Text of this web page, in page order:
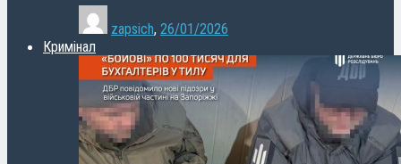
zapsich, 26/01/2026
Кримінал